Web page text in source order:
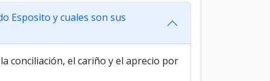
Esposito y cuales son sus
conciliación, el cariño y el aprecio por